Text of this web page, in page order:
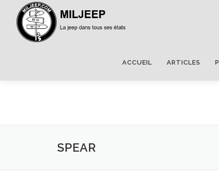
ACCUEIL ARTICLES
SPEAR